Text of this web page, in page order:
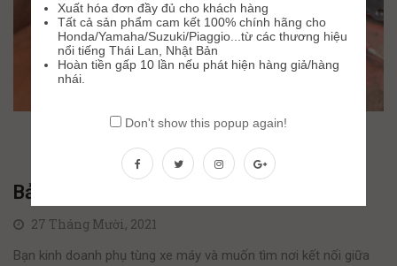
Bảng giá sỉ phụ tùng xe máy chính hãng
27 Tháng Mười, 2021
Bạn kinh doanh phụ tùng xe máy và muốn tìm nơi kết nối giữa
Xuất hóa đơn đầy đủ cho khách hàng
Tất cả sản phẩm cam kết 100% chính hãng cho
Honda/Yamaha/Suzuki/Piaggio...từ các thương hiệu
nổi tiếng Thái Lan, Nhật Bản
Hoàn tiền gấp 10 lần nếu phát hiện hàng giả/hàng
nhái.
Don't show this popup again!